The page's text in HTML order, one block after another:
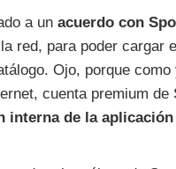
a un acuerdo con
red, para poder cargar
Ojo, porque
cuenta premium de
interna de la